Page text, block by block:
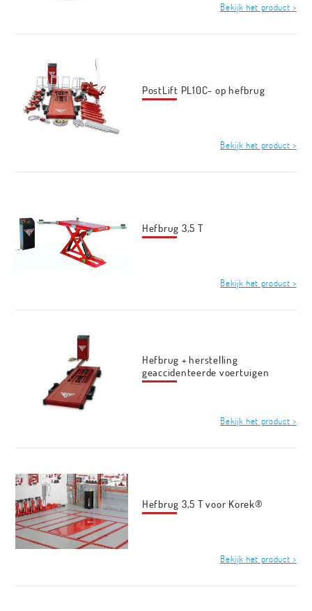
Bekijk het product >
PostLift PL10C- op hefbrug
Bekijk het product >
Hefbrug 3,5 T
Bekijk het product >
Hefbrug + herstelling
geaccidenteerde voertuigen
Bekijk het product >
Hefbrug 3,5 T voor Korek®
Bekijk het product >